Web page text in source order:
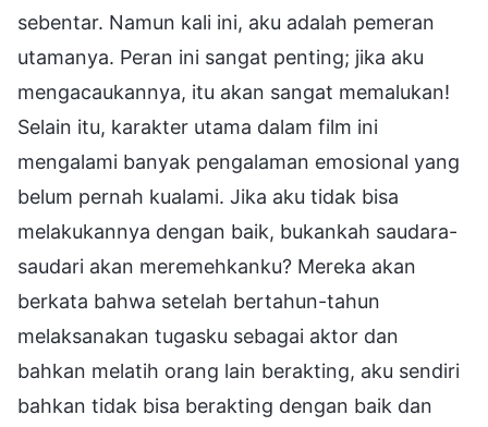
sebentar. Namun kali ini, aku adalah pemeran
utamanya. Peran ini sangat penting; jika aku
mengacaukannya, itu akan sangat memalukan!
Selain itu, karakter utama dalam film ini
mengalami banyak pengalaman emosional yang
belum pernah kualami. Jika aku tidak bisa
melakukannya dengan baik, bukankah saudara-
saudari akan meremehkanku? Mereka akan
berkata bahwa setelah bertahun-tahun
melaksanakan tugasku sebagai aktor dan
bahkan melatih orang lain berakting, aku sendiri
bahkan tidak bisa berakting dengan baik dan